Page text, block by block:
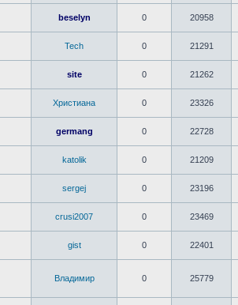
beselyn 0 20958
Tech 0 21291
site 0 21262
Христиана 0 23326
germang 0 22728
katolik 0 21209
sergej 0 23196
crusi2007 0 23469
gist 0 22401
Владимир 0 25779